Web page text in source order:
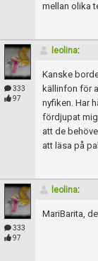
mellan olika
333
97
leolina:
Kanske
källinfon för
nyfiken. Har
fördjupat mig
att de
att läsa på
333
97
leolina:
MariBarita,